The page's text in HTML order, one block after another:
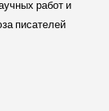
работ и
писателей